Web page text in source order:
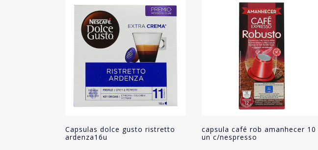
Capsulas dolce gusto ristretto
ardenza16u
capsula café rob amanhecer 10
un c/nespresso